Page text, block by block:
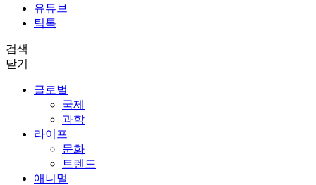
유튜브
틱톡
검색
닫기
글로벌
국제
과학
라이프
문화
트렌드
애니멀